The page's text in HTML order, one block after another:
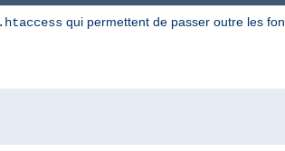
.htaccess qui permettent de passer outre les